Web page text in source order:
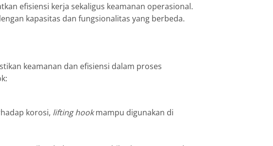
efisiensi kerja sekaligus keamanan operasional.
kapasitas dan fungsionalitas yang berbeda.
keamanan dan efisiensi dalam proses
korosi, lifting hookmampu digunakan di